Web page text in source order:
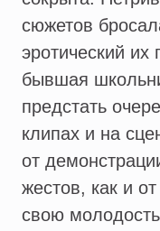
сюжетов
эротический их
бывшая
предстать
клипах и на
от
жестов, как и
свою